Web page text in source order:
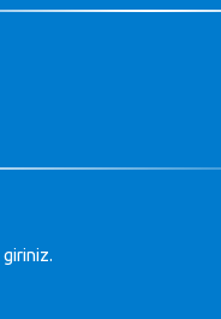
giriniz.